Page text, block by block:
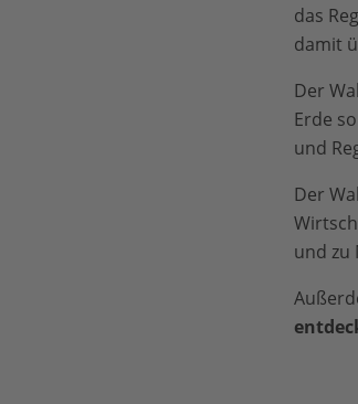
das
damit
Der
Erde
und
Der
und zu